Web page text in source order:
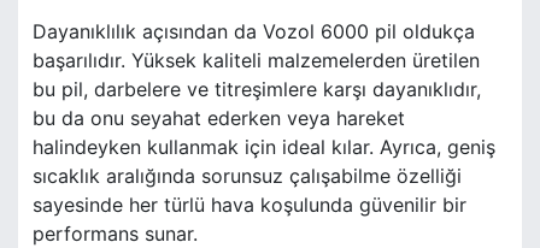
Dayanıklılık açısından da Vozol 6000 pil oldukça
başarılıdır. Yüksek kaliteli malzemelerden üretilen
bu pil, darbelere ve titreşimlere karşı dayanıklıdır,
bu da onu seyahat ederken veya hareket
halindeyken kullanmak için ideal kılar. Ayrıca, geniş
sıcaklık aralığında sorunsuz çalışabilme özelliği
sayesinde her türlü hava koşulunda güvenilir bir
performans sunar.